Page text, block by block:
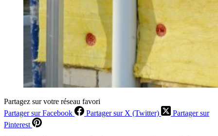
Partagez sur votre réseau favori
Partager sur Facebook
Partager sur X (Twitter)
Partager sur
Pinterest